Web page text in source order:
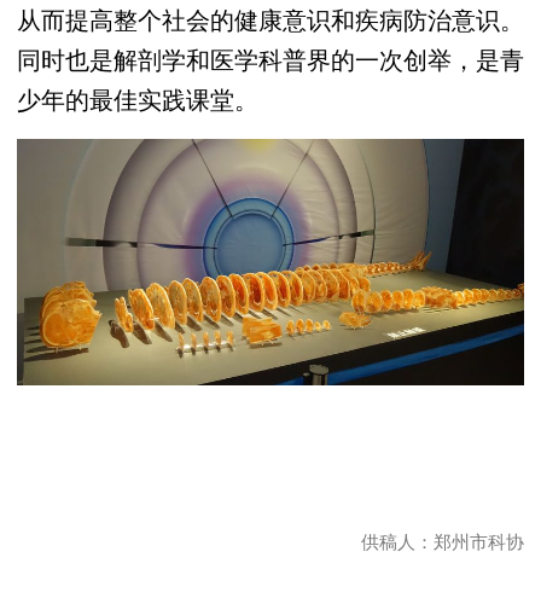
从而提高整个社会的健康意识和疾病防治意识。
同时也是解剖学和医学科普界的一次创举，是青
少年的最佳实践课堂。
供稿人：郑州市科协